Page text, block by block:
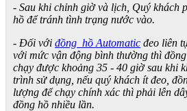
- Sau khi chỉnh giờ và lịch, Quý khách
hồ để tránh tình trạng nước vào.
- Đối với đồng hồ Automatic đeo liên
với mức vận động bình thường thì
chạy được khoảng 35 - 40 giờ sau khi
trình sử dụng, nếu quý khách ít đeo,
lượng để chạy chính xác thì phải lên
đồng hồ nhiều lần.